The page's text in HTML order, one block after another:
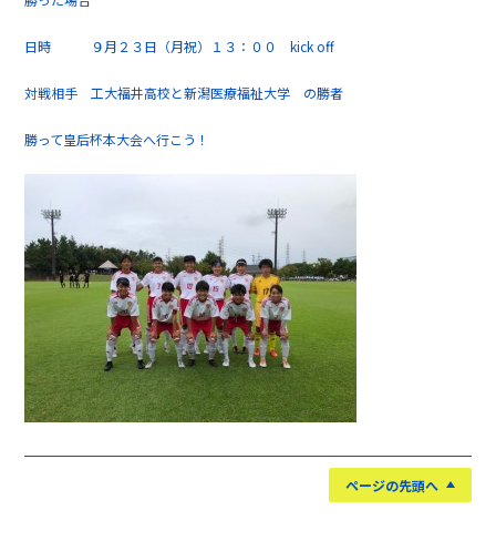
日時 ９月２３日（月祝）１３：００ kick off
対戦相手 工大福井高校と新潟医療福祉大学 の勝者
勝って皇后杯本大会へ行こう！
ページの先頭へ